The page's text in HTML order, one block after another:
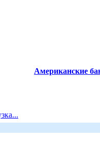
Американские